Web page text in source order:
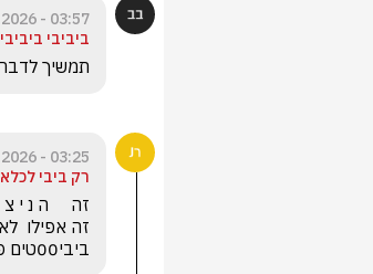
03:57 - 16.06.2026
ביביבי ביביבי
תמשיך
03:25 - 16.06.2026
רק ביבי לכלא jo
ביבי00טים פחדנים לא בושה להודות שלא ציפיתם לזה